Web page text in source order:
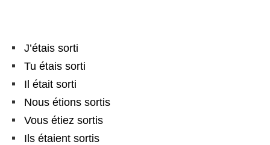
J’étais sorti
Tu étais sorti
Il était sorti
Nous étions sortis
Vous étiez sortis
Ils étaient sortis